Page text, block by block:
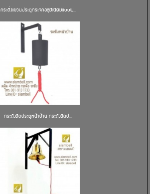
กระดิ่งแขวนประตูกระจกอลูมิเนียมแบบผ...
กระดิ่งติดประตูหน้าบ้าน กระดิ่งติดป...